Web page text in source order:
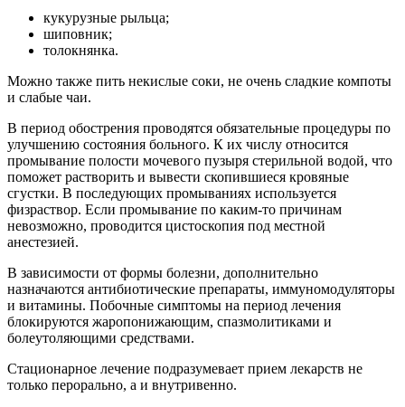
кукурузные рыльца;
шиповник;
толокнянка.
Можно также пить некислые соки, не очень сладкие компоты
и слабые чаи.
В период обострения проводятся обязательные процедуры по
улучшению состояния больного. К их числу относится
промывание полости мочевого пузыря стерильной водой, что
поможет растворить и вывести скопившиеся кровяные
сгустки. В последующих промываниях используется
физраствор. Если промывание по каким-то причинам
невозможно, проводится цистоскопия под местной
анестезией.
В зависимости от формы болезни, дополнительно
назначаются антибиотические препараты, иммуномодуляторы
и витамины. Побочные симптомы на период лечения
блокируются жаропонижающим, спазмолитиками и
болеутоляющими средствами.
Стационарное лечение подразумевает прием лекарств не
только перорально, а и внутривенно.